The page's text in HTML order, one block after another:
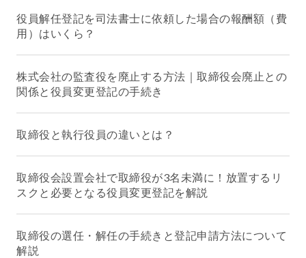
役員解任登記を司法書士に依頼した場合の報酬額（費
用）はいくら？
株式会社の監査役を廃止する方法｜取締役会廃止との
関係と役員変更登記の手続き
取締役と執行役員の違いとは？
取締役会設置会社で取締役が3名未満に！放置するリ
スクと必要となる役員変更登記を解説
取締役の選任・解任の手続きと登記申請方法について
解説